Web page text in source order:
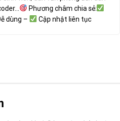
Phương châm chia sẻ:
dùng – Cập nhật liên tục